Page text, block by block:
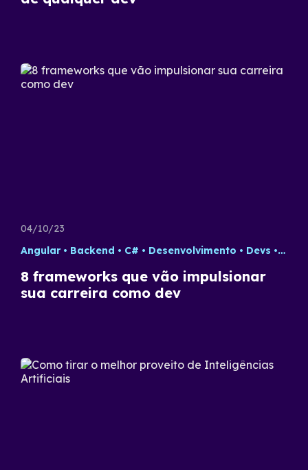
04/10/23
Angular
Backend C# Desenvolvimento Devs Dicas
8 frameworks que vão impulsionar
sua carreira como dev